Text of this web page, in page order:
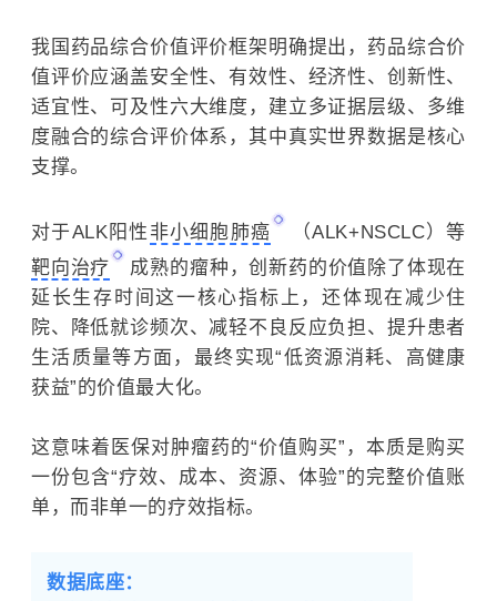
我国药品综合价值评价框架明确提出，药品综合价
值评价应涵盖安全性、有效性、经济性、创新性、
适宜性、可及性六大维度，建立多证据层级、多维
度融合的综合评价体系，其中真实世界数据是核心
支撑。
对于ALK阳性 非小细胞肺癌
（ALK+NSCLC）等
靶向治疗
成熟的瘤种，创新药的价值除了体现在
延长生存时间这一核心指标上，还体现在减少住
院、降低就诊频次、减轻不良反应负担、提升患者
生活质量等方面，最终实现“低资源消耗、高健康
获益”的价值最大化。
这意味着医保对肿瘤药的“价值购买”，本质是购买
一份包含“疗效、成本、资源、体验”的完整价值账
单，而非单一的疗效指标。
数据底座：